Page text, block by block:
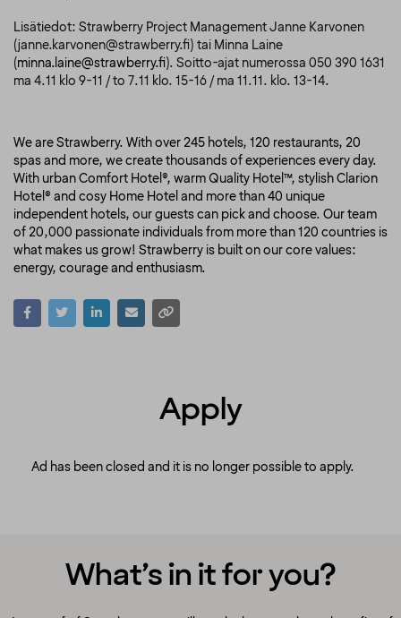
Lisätiedot: Strawberry Project Management Janne Karvonen
(janne.karvonen@strawberry.fi) tai Minna Laine
(minna.laine@strawberry.fi). Soitto-ajat numerossa 050 390 1631
ma 4.11 klo 9-11 / to 7.11 klo. 15-16 / ma 11.11. klo. 13-14.
We are Strawberry. With over 245 hotels, 120 restaurants, 20
spas and more, we create thousands of experiences every day.
With urban Comfort Hotel®, warm Quality Hotel™, stylish Clarion
Hotel® and cosy Home Hotel and more than 40 unique
independent hotels, our guests can pick and choose. Our team
of 20,000 passionate individuals from more than 120 countries is
what makes us grow! Strawberry is built on our core values:
energy, courage and enthusiasm.
Apply
Ad has been closed and it is no longer possible to apply.
What’s in it for you?